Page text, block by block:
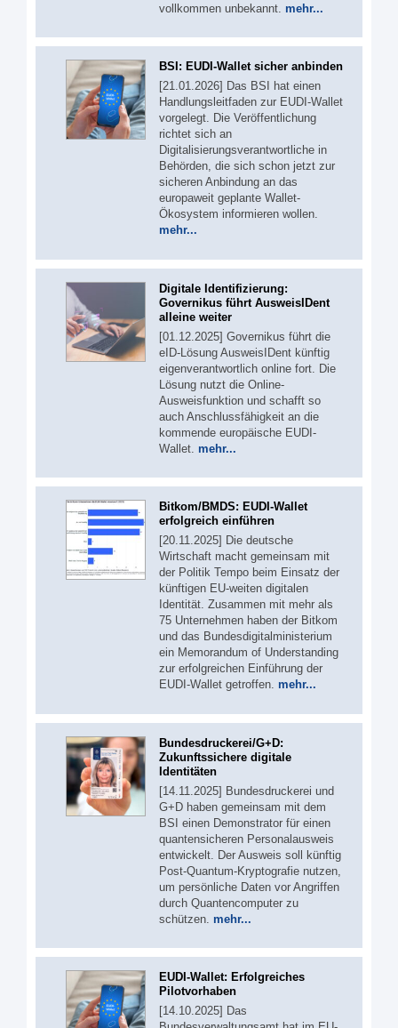
vollkommen unbekannt. mehr...
BSI: EUDI-Wallet sicher anbinden
[21.01.2026] Das BSI hat einen
Handlungsleitfaden zur EUDI-Wallet
vorgelegt. Die Veröffentlichung
richtet sich an
Digitalisierungsverantwortliche in
Behörden, die sich schon jetzt zur
sicheren Anbindung an das
europaweit geplante Wallet-
Ökosystem informieren wollen.
mehr...
Digitale Identifizierung:
Governikus führt AusweisIDent
alleine weiter
[01.12.2025] Governikus führt die
eID-Lösung AusweisIDent künftig
eigenverantwortlich online fort. Die
Lösung nutzt die Online-
Ausweisfunktion und schafft so
auch Anschlussfähigkeit an die
kommende europäische EUDI-
Wallet. mehr...
Bitkom/BMDS: EUDI-Wallet
erfolgreich einführen
[20.11.2025] Die deutsche
Wirtschaft macht gemeinsam mit
der Politik Tempo beim Einsatz der
künftigen EU-weiten digitalen
Identität. Zusammen mit mehr als
75 Unternehmen haben der Bitkom
und das Bundesdigitalministerium
ein Memorandum of Understanding
zur erfolgreichen Einführung der
EUDI-Wallet getroffen. mehr...
Bundesdruckerei/G+D:
Zukunftssichere digitale
Identitäten
[14.11.2025] Bundesdruckerei und
G+D haben gemeinsam mit dem
BSI einen Demonstrator für einen
quantensicheren Personalausweis
entwickelt. Der Ausweis soll künftig
Post-Quantum-Kryptografie nutzen,
um persönliche Daten vor Angriffen
durch Quantencomputer zu
schützen. mehr...
EUDI-Wallet: Erfolgreiches
Pilotvorhaben
[14.10.2025] Das